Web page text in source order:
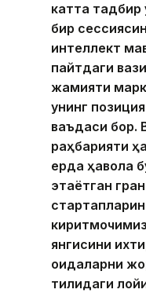
катта тадбир
бир
интеллект
пайтдаги
жамияти
унинг
ваъдаси бор.
раҳбарияти
ерда ҳавола
этаётган
янгисини
қоидаларни
тилидаги